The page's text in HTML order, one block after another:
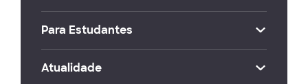
Para Estudantes
Atualidade